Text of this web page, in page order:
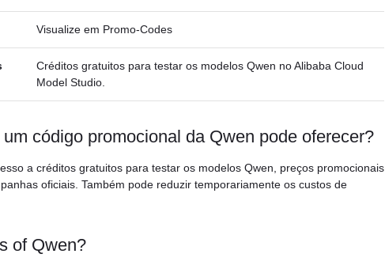
Visualize em Promo-Codes
Créditos gratuitos para testar os modelos Qwen no Alibaba Cloud
Model Studio.
código promocional da Qwen pode oferecer?
a créditos gratuitos para testar os modelos Qwen, preços promocionais
oficiais. Também pode reduzir temporariamente os custos de
of Qwen?